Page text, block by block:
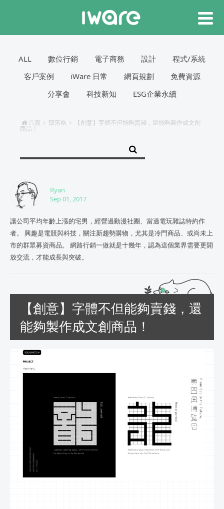
ALL 數位行銷 電子商務 設計
程式/系統
客戶案例
iWare 日常 網頁規劃
免費資源
分享會
科技新知 ESG企業永續
首頁 部落格 【創意】字體不但能夠賣錢，還能夠製作成文創
商品！
Ryan
Sep 01, 2017
讓公司平均年齡上漲的宅男，經營過動漫社團、當過電玩雜誌特約作
者。 興趣是電競與科技，關注新趨勢購物，尤其是冷門商品、或尚未上
市的群眾募資商品。 網路行銷一做就是十幾年，認為這個業界需要更開
放交流，才能成長與突破。
【創意】字體不但能夠賣錢，還
能夠製作成文創商品！